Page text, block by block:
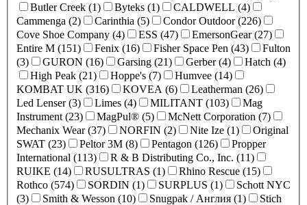
Butler Creek (1)
Byteks (1)
CALDWELL (4)
Cammenga (2)
Carinthia (5)
Condor Outdoor (226)
Cove Shoe Company (4)
ESS (47)
EmersonGear (27)
Entire M (151)
Fenix (16) Fisher Space Pen (43)
Fulton
(3)
GURON (16) Garsing (21) Gerber (4)
Hatch (4)
High Peak (21)
Hoppe's (7)
Humvee (14)
KOMBAT UK (316)
KOVEA (6)
Leatherman (26)
Led Lenser (3)
Limes (4) MILITANT (103)
Mag
Instrument (23)
MagPul® (5)
McNett Corporation (7)
Mechanix Wear (37)
NORFIN (2) Nite Ize (1)
Original
SWAT (23)
Peltor 3M (8) Pentagon (126)
Propper
International (113)
R & B Distributing Co., Inc. (11)
RUIKE (14)
RUSULTRAS (1)
Rhino Rescue (15)
Rothco (574)
SORDIN (1) SURPLUS (1)
Schott NYC
(3)
Smith & Wesson (10) Snugpak / Англия (1)
Stich